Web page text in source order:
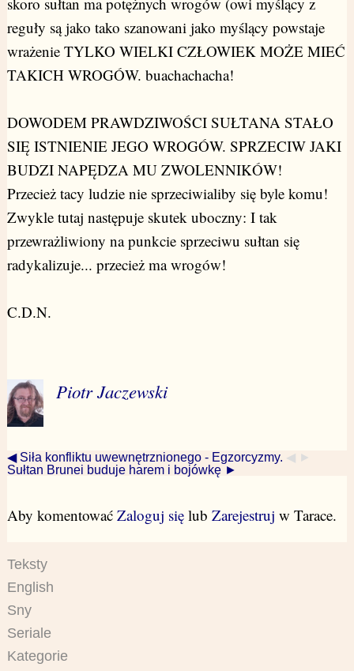
reguły są jako tako szanowani jako myślący powstaje
wrażenie TYLKO WIELKI CZŁOWIEK MOŻE MIEĆ
TAKICH WROGÓW. buachachacha!
DOWODEM PRAWDZIWOŚCI SUŁTANA STAŁO
SIĘ ISTNIENIE JEGO WROGÓW. SPRZECIW JAKI
BUDZI NAPĘDZA MU ZWOLENNIKÓW!
Przecież tacy ludzie nie sprzeciwialiby się byle komu!
Zwykle tutaj następuje skutek uboczny: I tak
przewrażliwiony na punkcie sprzeciwu sułtan się
radykalizuje... przecież ma wrogów!
C.D.N.
Piotr Jaczewski
◀ Siła konfliktu uwewnętrznionego - Egzorcyzmy. ◀ ►
Sułtan Brunei buduje harem i bojówkę ►
Aby komentować Zaloguj sięlub Zarejestruj w Tarace.
Teksty
English
Sny
Seriale
Kategorie